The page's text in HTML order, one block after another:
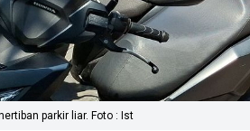
parkir liar. Foto : Ist